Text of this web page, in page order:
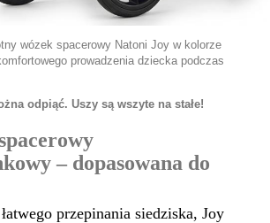
wózek spacerowy Natoni Joy w kolorze
prowadzenia dziecka podczas
odpiąć. Uszy są wszyte na stałe!
– dopasowana do
przepinania siedziska, Joy